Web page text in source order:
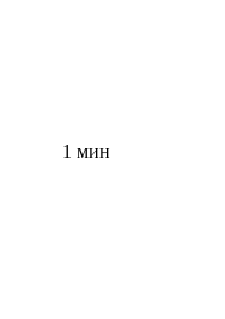
1 мин